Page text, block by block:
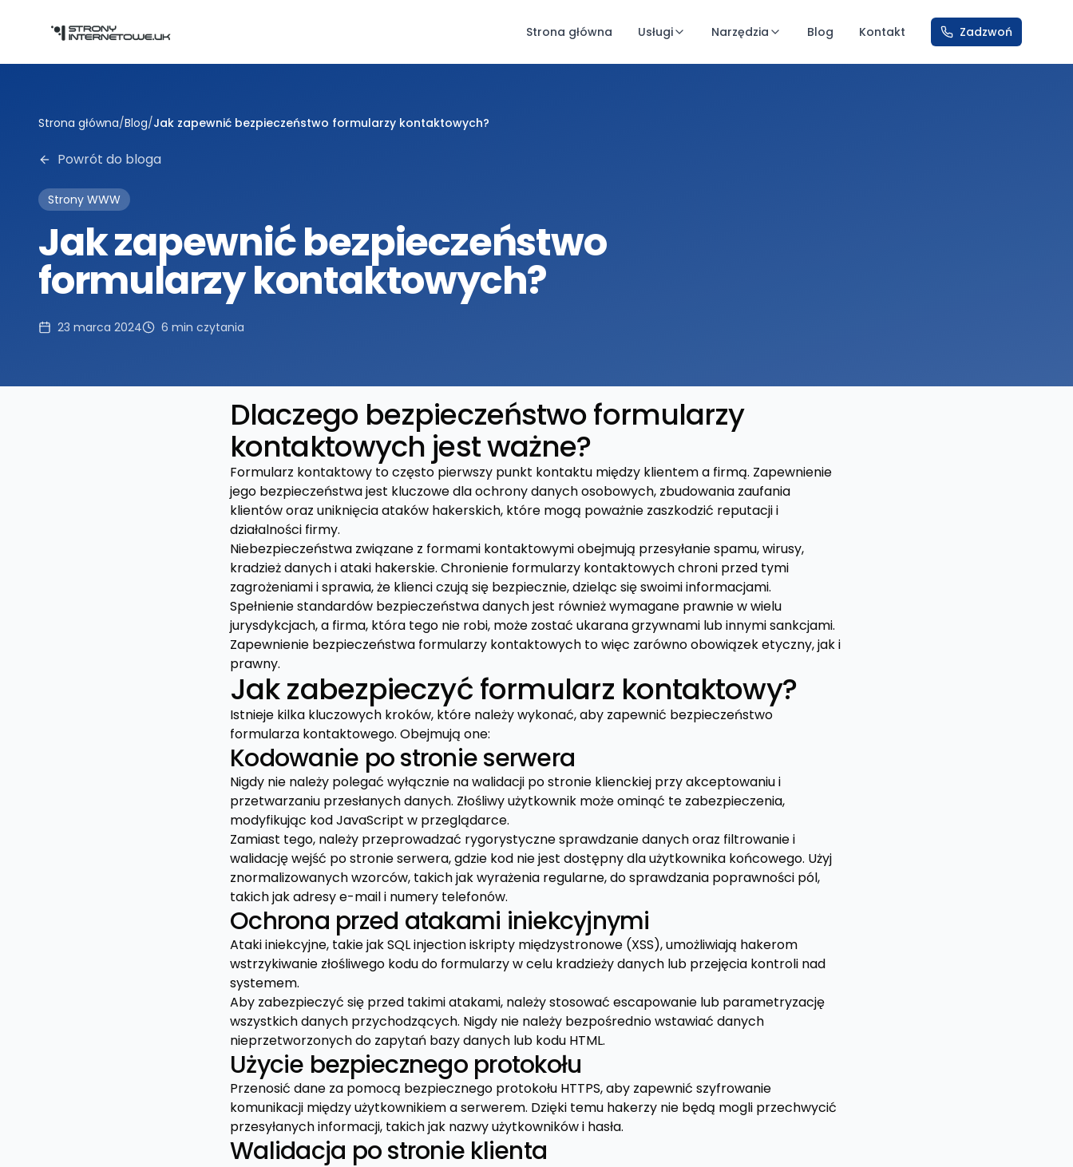
Strona główna Usługi Narzędzia Blog Kontakt Zadzwoń
Strona główna/Blog/Jak zapewnić bezpieczeństwo formularzy kontaktowych?
Powrót do bloga
Strony WWW
Jak zapewnić bezpieczeństwo
formularzy kontaktowych?
23 marca 2024 6 min czytania
Dlaczego bezpieczeństwo formularzy
kontaktowych jest ważne?
Formularz kontaktowy to często pierwszy punkt kontaktu między klientem a firmą. Zapewnienie
jego bezpieczeństwa jest kluczowe dla ochrony danych osobowych, zbudowania zaufania
klientów oraz uniknięcia ataków hakerskich, które mogą poważnie zaszkodzić reputacji i
działalności firmy.
Niebezpieczeństwa związane z formami kontaktowymi obejmują przesyłanie spamu, wirusy,
kradzież danych i ataki hakerskie. Chronienie formularzy kontaktowych chroni przed tymi
zagrożeniami i sprawia, że klienci czują się bezpiecznie, dzieląc się swoimi informacjami.
Spełnienie standardów bezpieczeństwa danych jest również wymagane prawnie w wielu
jurysdykcjach, a firma, która tego nie robi, może zostać ukarana grzywnami lub innymi sankcjami.
Zapewnienie bezpieczeństwa formularzy kontaktowych to więc zarówno obowiązek etyczny, jak i
prawny.
Jak zabezpieczyć formularz kontaktowy?
Istnieje kilka kluczowych kroków, które należy wykonać, aby zapewnić bezpieczeństwo
formularza kontaktowego. Obejmują one:
Kodowanie po stronie serwera
Nigdy nie należy polegać wyłącznie na walidacji po stronie klienckiej przy akceptowaniu i
przetwarzaniu przesłanych danych. Złośliwy użytkownik może ominąć te zabezpieczenia,
modyfikując kod JavaScript w przeglądarce.
Zamiast tego, należy przeprowadzać rygorystyczne sprawdzanie danych oraz filtrowanie i
walidację wejść po stronie serwera, gdzie kod nie jest dostępny dla użytkownika końcowego. Użyj
znormalizowanych wzorców, takich jak wyrażenia regularne, do sprawdzania poprawności pól,
takich jak adresy e-mail i numery telefonów.
Ochrona przed atakami iniekcyjnymi
Ataki iniekcyjne, takie jak SQL injection iskripty międzystronowe (XSS), umożliwiają hakerom
wstrzykiwanie złośliwego kodu do formularzy w celu kradzieży danych lub przejęcia kontroli nad
systemem.
Aby zabezpieczyć się przed takimi atakami, należy stosować escapowanie lub parametryzację
wszystkich danych przychodzących. Nigdy nie należy bezpośrednio wstawiać danych
nieprzetworzonych do zapytań bazy danych lub kodu HTML.
Użycie bezpiecznego protokołu
Przenosić dane za pomocą bezpiecznego protokołu HTTPS, aby zapewnić szyfrowanie
komunikacji między użytkownikiem a serwerem. Dzięki temu hakerzy nie będą mogli przechwycić
przesyłanych informacji, takich jak nazwy użytkowników i hasła.
Walidacja po stronie klienta